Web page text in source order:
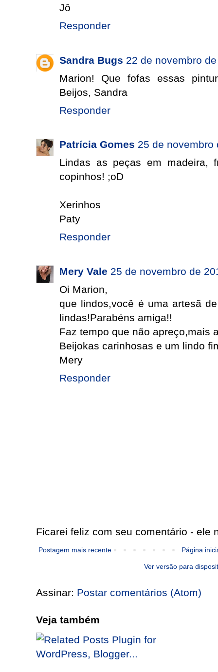
Jô
Responder
Sandra Bugs 22 de novembro
Marion! Que fofas essas
Beijos, Sandra
Responder
Patrícia Gomes 25 de novembro
Lindas as peças em madeira,
copinhos! ;oD
Xerinhos
Paty
Responder
Mery Vale 25 de novembro de
Oi Marion,
que lindos,você é uma artesã
lindas!Parabéns amiga!!
Faz tempo que não apreço,mais
Beijokas carinhosas e um lindo
Mery
Responder
Ficarei feliz com seu comentário - ele
Postagem mais recente Página
Ver versão para
Assinar: Postar comentários (Atom)
Veja também